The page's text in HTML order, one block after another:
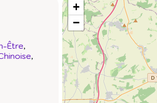
Être
+
−